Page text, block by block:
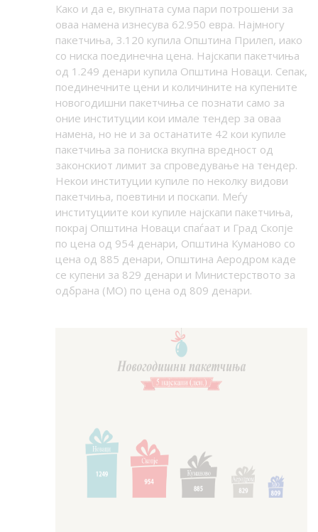
Како и да е, вкупната сума пари потрошени за
оваа намена изнесува 62.950 евра. Најмногу
пакетчиња, 3.120 купила Општина Прилеп, иако
со ниска поединечна цена. Најскапи пакетчиња
од 1.249 денари купила Општина Новаци. Сепак,
поединечните цени и количините на купените
новогодишни пакетчиња се познати само за
оние институции кои имале тендер за оваа
намена, но не и за останатите 42 кои купиле
пакетчиња за пониска вкупна вредност од
законскиот лимит за спроведување на тендер.
Некои институции купиле по неколку видови
пакетчиња, поевтини и поскапи. Меѓу
институциите кои купиле најскапи пакетчиња,
покрај Општина Новаци спаѓаат и Град Скопје
по цена од 954 денари, Општина Куманово со
цена од 885 денари, Општина Аеродром каде
се купени за 829 денари и Министерството за
одбрана (МО) по цена од 809 денари.